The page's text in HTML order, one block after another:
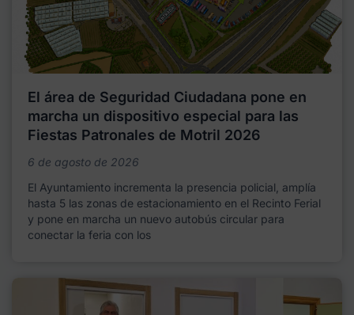
El área de Seguridad Ciudadana pone en
marcha un dispositivo especial para las
Fiestas Patronales de Motril 2026
6 de agosto de 2026
El Ayuntamiento incrementa la presencia policial, amplía
hasta 5 las zonas de estacionamiento en el Recinto Ferial
y pone en marcha un nuevo autobús circular para
conectar la feria con los